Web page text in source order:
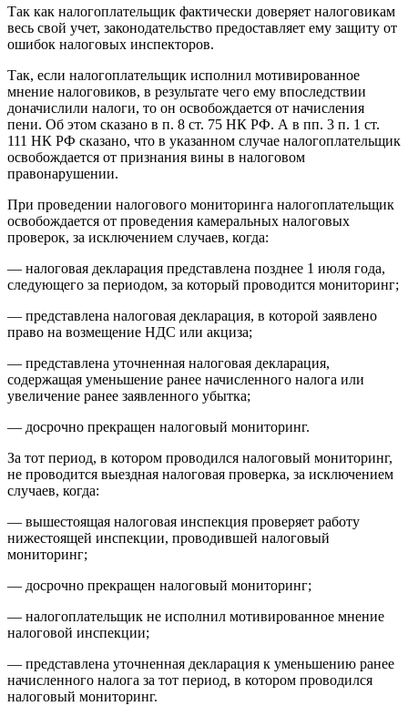
Так как налогоплательщик фактически доверяет налоговикам
весь свой учет, законодательство предоставляет ему защиту от
ошибок налоговых инспекторов.
Так, если налогоплательщик исполнил мотивированное
мнение налоговиков, в результате чего ему впоследствии
доначислили налоги, то он освобождается от начисления
пени. Об этом сказано в п. 8 ст. 75 НК РФ. А в пп. 3 п. 1 ст.
111 НК РФ сказано, что в указанном случае налогоплательщик
освобождается от признания вины в налоговом
правонарушении.
При проведении налогового мониторинга налогоплательщик
освобождается от проведения камеральных налоговых
проверок, за исключением случаев, когда:
— налоговая декларация представлена позднее 1 июля года,
следующего за периодом, за который проводится мониторинг;
— представлена налоговая декларация, в которой заявлено
право на возмещение НДС или акциза;
— представлена уточненная налоговая декларация,
содержащая уменьшение ранее начисленного налога или
увеличение ранее заявленного убытка;
— досрочно прекращен налоговый мониторинг.
За тот период, в котором проводился налоговый мониторинг,
не проводится выездная налоговая проверка, за исключением
случаев, когда:
— вышестоящая налоговая инспекция проверяет работу
нижестоящей инспекции, проводившей налоговый
мониторинг;
— досрочно прекращен налоговый мониторинг;
— налогоплательщик не исполнил мотивированное мнение
налоговой инспекции;
— представлена уточненная декларация к уменьшению ранее
начисленного налога за тот период, в котором проводился
налоговый мониторинг.